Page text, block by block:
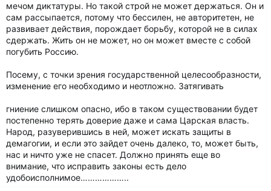
мечом диктатуры. Но такой строй не может держаться. Он и
сам рассыпается, потому что бессилен, не авторитетен, не
развивает действия, порождает борьбу, которой не в силах
сдержать. Жить он не может, но он может вместе с собой
погубить Россию.
Посему, с точки зрения государственной целесообразности,
изменение его необходимо и неотложно. Затягивать
гниение слишком опасно, ибо в таком существовании будет
постепенно терять доверие даже и сама Царская власть.
Народ, разуверившись в ней, может искать защиты в
демагогии, и если это зайдет очень далеко, то, может быть,
нас и ничто уже не спасет. Должно принять еще во
внимание, что исправить законы есть дело
удобоисполнимое………………..